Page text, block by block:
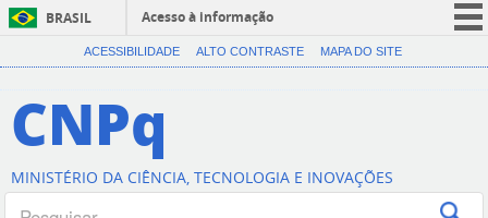
BRASIL
Acesso à informação
CORONAVÍRUS (COVID-19)
Canais
ACESSIBILIDADE ALTO CONTRASTE MAPA DO SITE
CNPq
MINISTÉRIO DA CIÊNCIA, TECNOLOGIA E INOVAÇÕES